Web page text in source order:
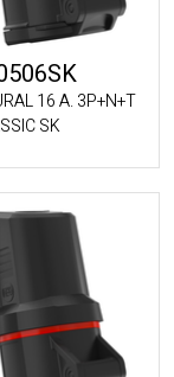
16 A. 3P+N+T
SK